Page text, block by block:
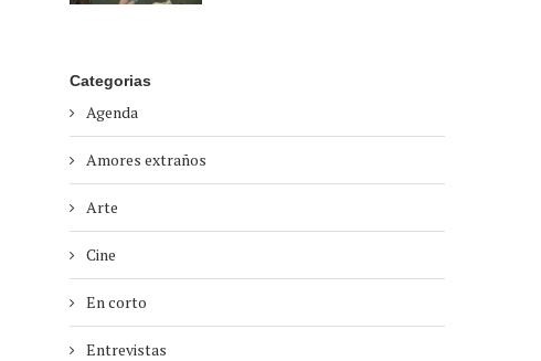
Categorias
Agenda
Amores extraños
Arte
Cine
En corto
Entrevistas